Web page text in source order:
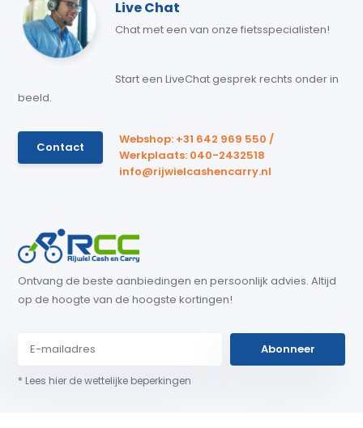
Live Chat
Chat met een van onze fietsspecialisten!
Start een LiveChat gesprek rechts onder in
beeld.
Contact
Webshop: +31 642 969 550 /
Werkplaats: 040-2432518
info@rijwielcashencarry.nl
Ontvang de beste aanbiedingen en persoonlijk advies. Altijd
op de hoogte van de hoogste kortingen!
Abonneer
* Lees hier de wettelijke beperkingen